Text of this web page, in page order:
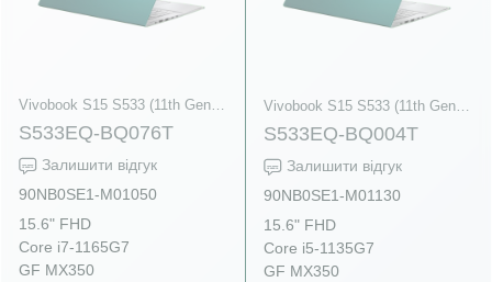
S533EQ-BQ076T
Залишити відгук
90NB0SE1-M01050
15.6" FHD
Core i7-1165G7
GF MX350
S533EQ-BQ004T
Залишити відгук
90NB0SE1-M01130
15.6" FHD
Core i5-1135G7
GF MX350